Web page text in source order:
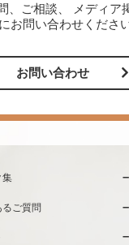
、ご相談、
メディア
お問い合わせください
お問い合わせ
集
るご質問